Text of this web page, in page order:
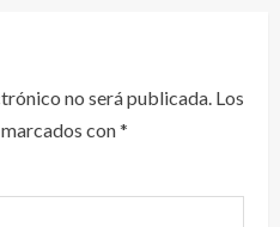
no será publicada. Los
con*